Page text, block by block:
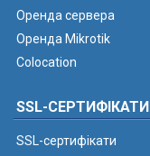
Оренда сервера
Оренда Mikrotik
Colocation
SSL-СЕРТИФІКАТИ
SSL-сертифікати